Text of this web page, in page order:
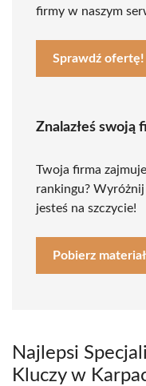
firmy w naszym
Sprawdź ofertę!
Znalazłeś swoją
Twoja firma
rankingu?
jesteś na szczycie!
Pobierz
Najlepsi
Kluczy w